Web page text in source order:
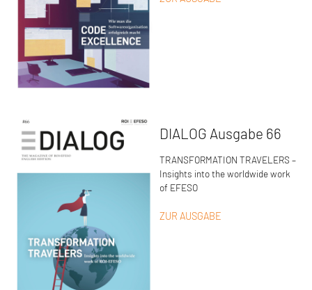
DIALOG Ausgabe 66
TRANSFORMATION TRAVELERS –
Insights into the worldwide work
of EFESO
ZUR AUSGABE